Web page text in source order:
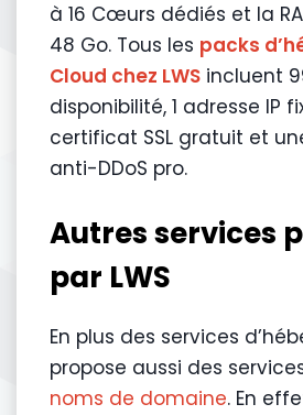
à 16 Cœurs dédiés et la
48 Go. Tous les packs
Cloud chez LWS incluent
disponibilité, 1 adresse IP
certificat SSL gratuit et
anti-DDoS pro.
Autres services
par LWS
En plus des services
propose aussi des
noms de domaine. En